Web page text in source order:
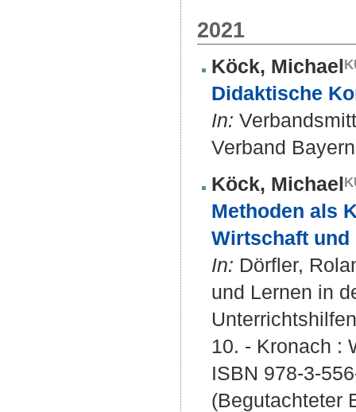
2021
Köck, Michael
Didaktische
In:
Verband
Köck, Michael
Methoden als
Wirtschaft und
In: Dörfler,
und Lernen in
10. - Kronach :
ISBN 978-3-
(Begutachteter